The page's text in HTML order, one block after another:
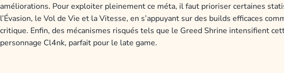
améliorations. Pour exploiter pleinement ce méta, il faut prioriser certaines
l’Évasion, le Vol de Vie et la Vitesse, en s’appuyant sur des builds efficaces
critique. Enfin, des mécanismes risqués tels que le Greed Shrine intensifient
personnage Cl4nk, parfait pour le late game.